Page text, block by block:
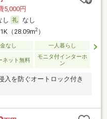
5,000円
し
なし
（28.09m2）
なし 一人暮らし
ネット無料
モニタ付インターホ
ン
入を防ぐオートロック付き